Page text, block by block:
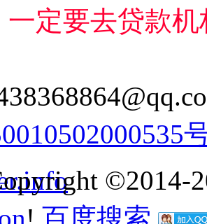
一定要去贷款
©2014-
! 百度搜索